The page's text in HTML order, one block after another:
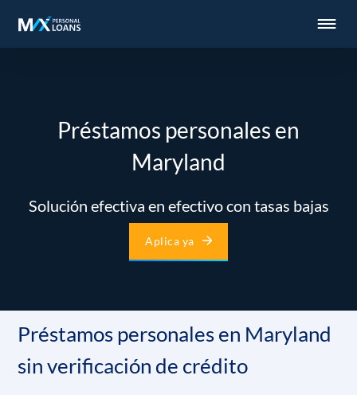
Préstamos personales en
Maryland
Solución efectiva en efectivo con tasas bajas
Aplica ya
Préstamos personales en Maryland
sin verificación de crédito